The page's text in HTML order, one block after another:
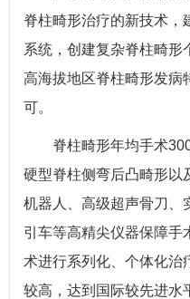
脊柱畸形治疗的新技术，
系统，创建复杂脊柱畸形
高海拔地区脊柱畸形发病
可。
脊柱畸形年均手术300
硬型脊柱侧弯后凸畸形以
机器人、高级超声骨刀、
引车等高精尖仪器保障手
术进行系列化、个体化治
较高，达到国际较先进水